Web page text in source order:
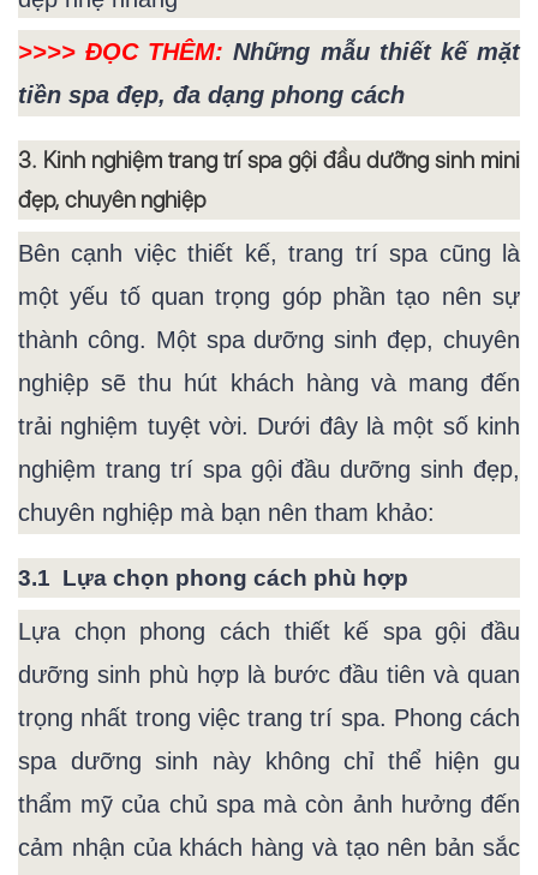
>>>> ĐỌC THÊM: Những mẫu thiết kế mặt
tiền spa đẹp, đa dạng phong cách
3. Kinh nghiệm trang trí spa gội đầu dưỡng sinh mini
đẹp, chuyên nghiệp
Bên cạnh việc thiết kế, trang trí spa cũng là
một yếu tố quan trọng góp phần tạo nên sự
thành công. Một spa dưỡng sinh đẹp, chuyên
nghiệp sẽ thu hút khách hàng và mang đến
trải nghiệm tuyệt vời. Dưới đây là một số kinh
nghiệm trang trí spa gội đầu dưỡng sinh đẹp,
chuyên nghiệp mà bạn nên tham khảo:
3.1 Lựa chọn phong cách phù hợp
Lựa chọn phong cách thiết kế spa gội đầu
dưỡng sinh phù hợp là bước đầu tiên và quan
trọng nhất trong việc trang trí spa. Phong cách
spa dưỡng sinh này không chỉ thể hiện gu
thẩm mỹ của chủ spa mà còn ảnh hưởng đến
cảm nhận của khách hàng và tạo nên bản sắc